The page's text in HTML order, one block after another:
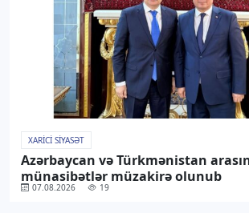
XARICI SIYASƏT
Azərbaycan və Türkmənistan
münasibətlər müzakirə olunub
07.08.2026 19